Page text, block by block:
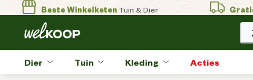
Beste WinkelketenTuin & Dier
Dier Tuin Kleding Acties